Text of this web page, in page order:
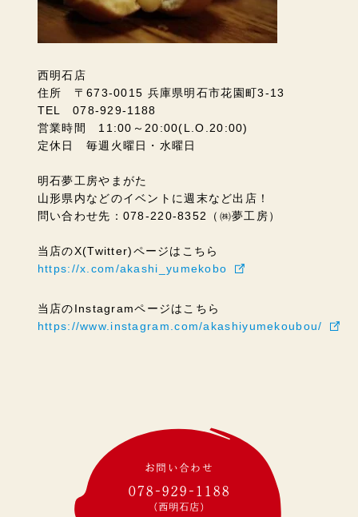
西明石店
住所 〒673-0015 兵庫県明石市花園町3-13
TEL 078-929-1188
営業時間 11:00～20:00(L.O.20:00)
定休日 毎週火曜日・水曜日
明石夢工房やまがた
山形県内などのイベントに週末など出店！
問い合わせ先：078-220-8352（㈱夢工房）
当店のX(Twitter)ページはこちら
https://x.com/akashi_yumekobo
当店のInstagramページはこちら
https://www.instagram.com/akashiyumekoubou/
お問い合わせ
078-929-1188
(西明石店)